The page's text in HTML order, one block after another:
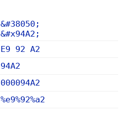
&#38050;
&#x94A2;
E9 92 A2
94A2
000094A2
%e9%92%a2